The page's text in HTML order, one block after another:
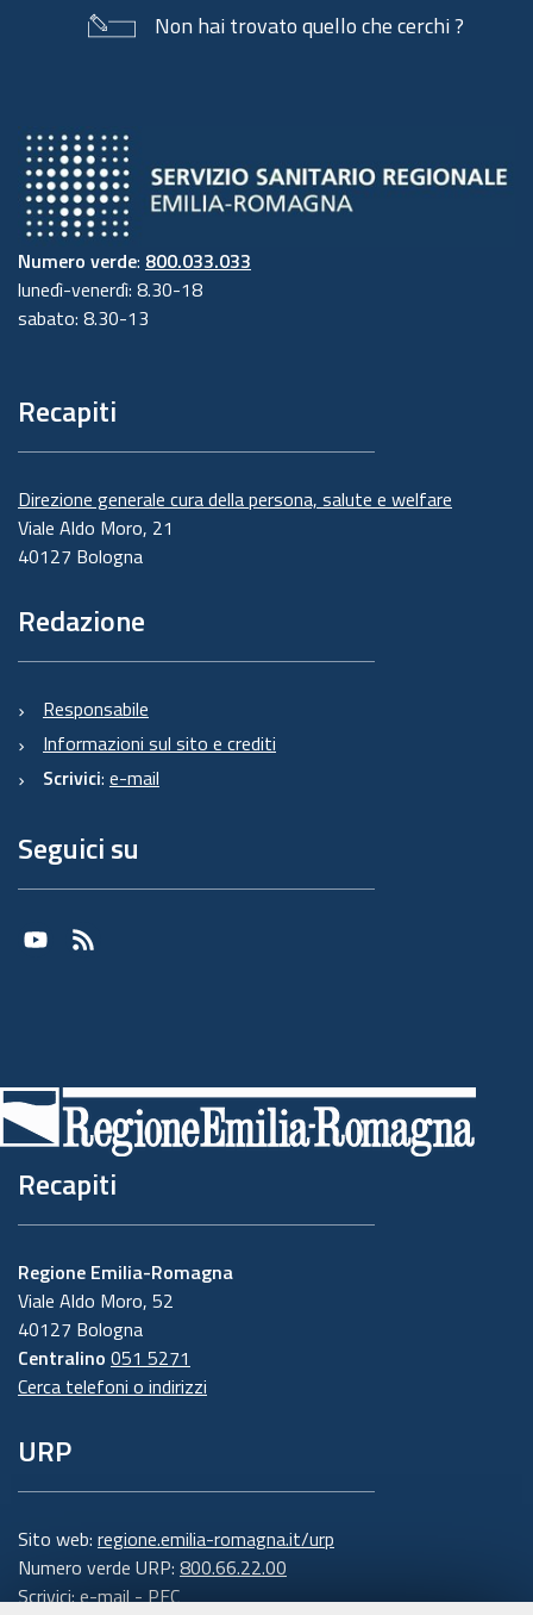
Non hai trovato quello che cerchi ?
Numero verde: 800.033.033
lunedì-venerdì: 8.30-18
sabato: 8.30-13
Recapiti
Direzione generale cura della persona, salute e welfare
Viale Aldo Moro, 21
40127 Bologna
Redazione
Responsabile
Informazioni sul sito e crediti
Scrivici: e-mail
Seguici su
Youtube
RSS
Recapiti
Regione Emilia-Romagna
Viale Aldo Moro, 52
40127 Bologna
Centralino 051 5271
Cerca telefoni o indirizzi
URP
Sito web: regione.emilia-romagna.it/urp
Numero verde URP: 800.66.22.00
Scrivici:e-mail-PEC